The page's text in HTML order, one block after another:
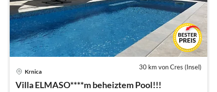
30 km von Cres (Insel)
Krnica
Villa ELMASO****m beheiztem Pool!!!